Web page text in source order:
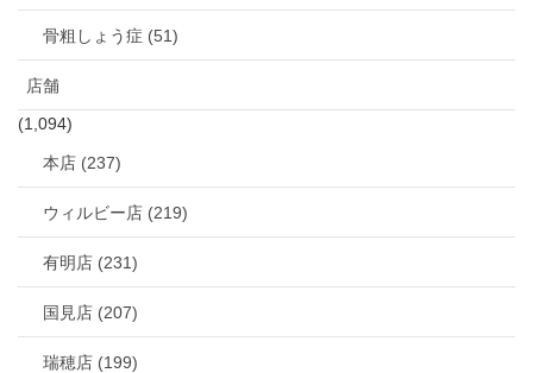
骨粗しょう症 (51)
店舗
(1,094)
本店 (237)
ウィルビー店 (219)
有明店 (231)
国見店 (207)
瑞穂店 (199)